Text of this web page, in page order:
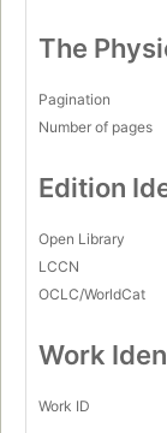
Budgeting
Penggunan
oleh E.W. Gaynor.
(cont.)
oleh C.E. Noble.
The
Pagination
Number of pages
Edition
Open Library
LCCN
OCLC/WorldCat
Work
Work ID